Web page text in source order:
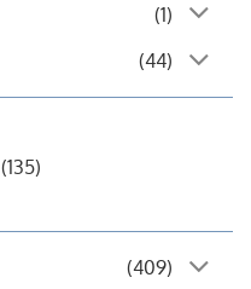
(1)
(44)
(135)
(409)